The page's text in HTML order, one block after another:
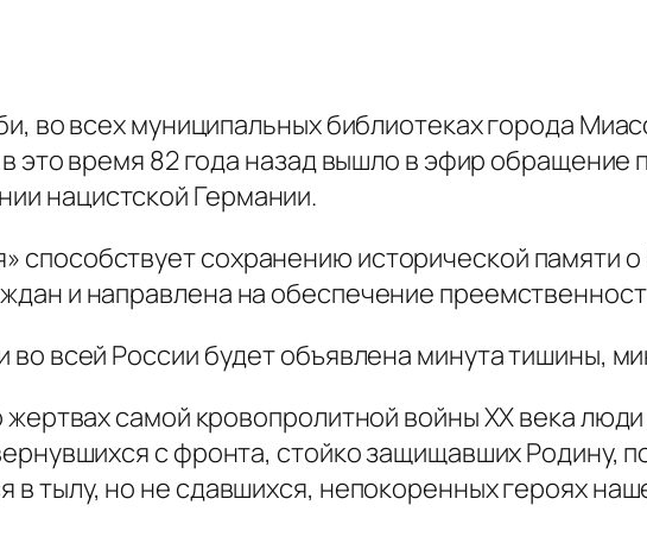
во всех муниципальных библиотеках города
это время 82 года назад вышло в эфир обращение
нацистской Германии.
способствует сохранению исторической памяти
и направлена на обеспечение
всей России будет объявлена минута тишины,
самой кровопролитной войны XX века
с фронта, стойко защищавших Родину,
в тылу, но не сдавшихся, непокоренных героях